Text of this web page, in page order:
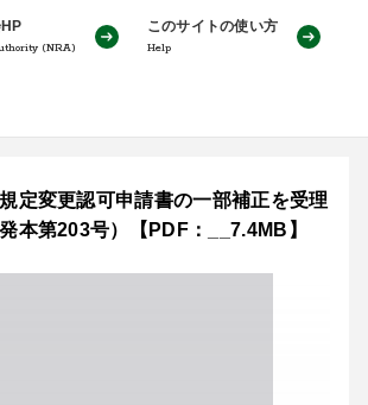
(NRA)
このサイトの使い方
Help
定変更認可申請書の一部補正を受理
本第203号）【PDF：__7.4MB】